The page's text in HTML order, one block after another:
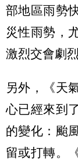
部地區雨勢
災性雨勢，
激烈交會劇
另外，《天
心已經來到
的變化：颱
留或打轉。